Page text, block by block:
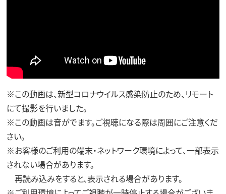
※この動画は、新型コロナウイルス感染防止のため、リモート
にて撮影を行いました。
※この動画は音がでます。ご視聴になる際は周囲にご注意くだ
さい。
※お客様のご利用の端末・ネットワーク環境によって、一部表示
されない場合があります。
再読み込みをすると、表示される場合があります。